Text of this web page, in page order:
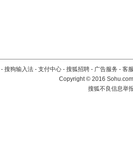
- 搜狗输入法 - 支付中心 - 搜狐招聘 - 广告服务 - 客
Copyright©2016
搜狐不良信息举